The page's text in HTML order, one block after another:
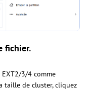
fichier.
EXT2/3/4 comme
taille de cluster, cliquez